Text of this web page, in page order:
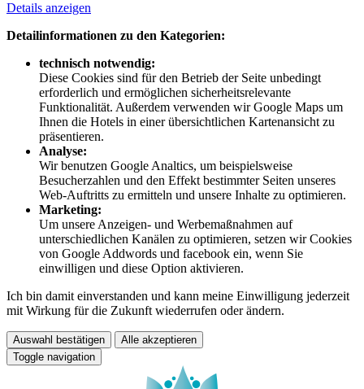
Details anzeigen
Detailinformationen zu den Kategorien:
technisch notwendig:
Diese Cookies sind für den Betrieb der Seite unbedingt
erforderlich und ermöglichen sicherheitsrelevante
Funktionalität. Außerdem verwenden wir Google Maps um
Ihnen die Hotels in einer übersichtlichen Kartenansicht zu
präsentieren.
Analyse:
Wir benutzen Google Analtics, um beispielsweise
Besucherzahlen und den Effekt bestimmter Seiten unseres
Web-Auftritts zu ermitteln und unsere Inhalte zu optimieren.
Marketing:
Um unsere Anzeigen- und Werbemaßnahmen auf
unterschiedlichen Kanälen zu optimieren, setzen wir Cookies
von Google Addwords und facebook ein, wenn Sie
einwilligen und diese Option aktivieren.
Ich bin damit einverstanden und kann meine Einwilligung jederzeit
mit Wirkung für die Zukunft wiederrufen oder ändern.
Auswahl bestätigen
Alle akzeptieren
Toggle navigation